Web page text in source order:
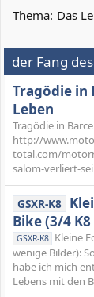
Thema: Das
der Fang
Tragödie in
Leben
Tragödie in
http://
total.com/
salom-verliert-
GSXR-K8
Bike (3/4
GSXR-K8 Kleine
wenige Bilder):
habe ich mich
Lebens mit den